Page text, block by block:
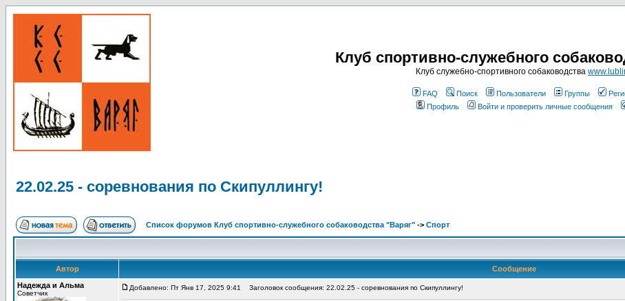
Клуб спортивно-служебного
Клуб служебно-спортивного собаководства
FAQ Поиск Пользователи Группы
Профиль
Войти и проверить личные сообщения
22.02.25 - соревнования по Скипуллингу!
Список форумов Клуб спортивно-служебного собаководства "Варяг" -> Спорт
Автор
Сообщение
Надежда и Альма
Советчик
Добавлено: Пт Янв 17, 2025 9:41 Заголовок сообщения: 22.02.25 - соревнования по Скипуллингу!